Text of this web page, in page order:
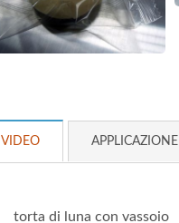
VIDEO APPLICAZIONE
torta di luna con vassoio